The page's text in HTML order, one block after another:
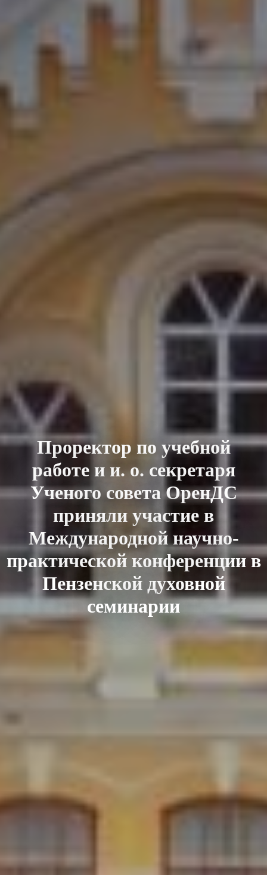
Проректор по учебной
работе и и. о. секретаря
Ученого совета ОренДС
приняли участие в
Международной научно-
практической конференции в
Пензенской духовной
семинарии